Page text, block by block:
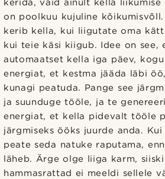
kerida, vaid ainult kella liikumise
on poolkuu kujuline
kerib kella, kui liigutate oma
kui teie käsi kiigub. Idee on see,
automaatset kella iga päev,
energiat, et kestma jääda läbi
kunagi peatuda. Pange see
ja suunduge tööle, ja te
energiat, et kella pidevalt tööle
järgmiseks ööks juurde anda.
peate seda natuke raputama,
läheb. Ärge olge liiga karm,
hammasrattad ei meeldi sellele